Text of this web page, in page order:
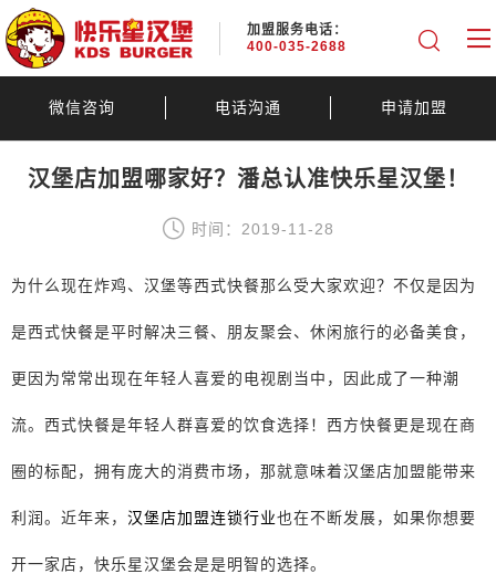
加盟服务电话：
400-035-2688
微信咨询 电话沟通 申请加盟
汉堡店加盟哪家好？潘总认准快乐星汉堡！
时间：2019-11-28
为什么现在炸鸡、汉堡等西式快餐那么受大家欢迎？不仅是因为
是西式快餐是平时解决三餐、朋友聚会、休闲旅行的必备美食，
更因为常常出现在年轻人喜爱的电视剧当中，因此成了一种潮
流。西式快餐是年轻人群喜爱的饮食选择！西方快餐更是现在商
圈的标配，拥有庞大的消费市场，那就意味着汉堡店加盟能带来
利润。近年来， 汉堡店加盟连锁行业也在不断发展，如果你想要
开一家店，快乐星汉堡会是是明智的选择。